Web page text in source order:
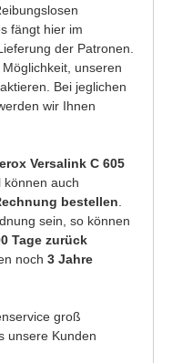
fängt hier im
der Patronen.
unseren
Bei jeglichen
wir Ihnen
Versalink C 605
können auch
bestellen
sein, so können
Tage zurück
noch 3 Jahre
groß
unsere Kunden